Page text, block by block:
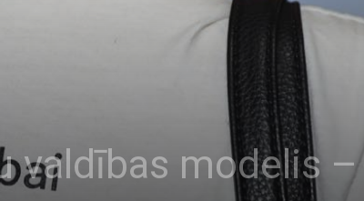
valdības modelis –